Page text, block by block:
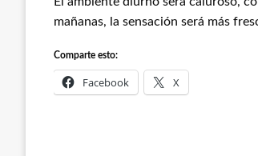
mañanas, la sensación será más
Comparte esto:
Facebook X